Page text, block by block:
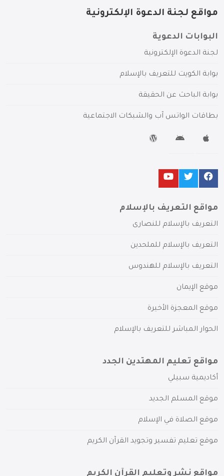
مواقع لجنة الدعوة الإلكترونية
البوابات الدعوية
لجنة الدعوة الإلكترونية
بوابة الكويت للتعريف بالإسلام
بوابة الباحث عن الحقيقة
بطاقات الواتس آب والشبكات الاجتماعية
مواقع التعريف بالإسلام
التعريف بالإسلام للنصارى
التعريف بالإسلام للملحدين
التعريف بالإسلام للهندوس
موقع الإيمان
موقع المعجزة الأخيرة
الحوار المباشر للتعريف بالإسلام
مواقع تعليم المهتدين الجدد
أكاديمية سبيلي
موقع المسلم الجديد
موقع الصلاة في الإسلام
موقع تعليم تفسير وتجويد القرآن الكريم
مواقع نشر وتعليم القرآن الكريم